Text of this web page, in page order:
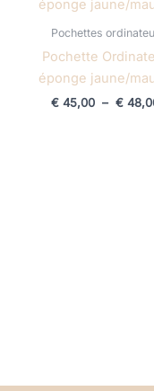
Pochettes
Pochette
éponge jaune/
€45,00 – €